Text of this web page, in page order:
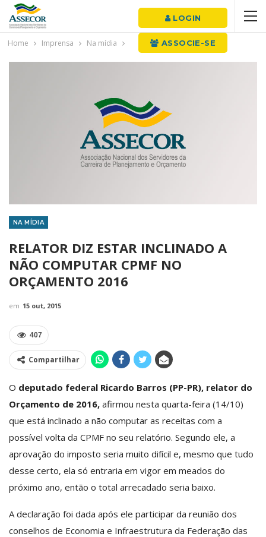
LOGIN
ASSOCIE-SE
Home Imprensa Na mídia
NA MÍDIA
RELATOR DIZ ESTAR INCLINADO A
NÃO COMPUTAR CPMF NO
ORÇAMENTO 2016
em 15 out, 2015
407
Compartilhar
O deputado federal Ricardo Barros (PP-PR), relator do
Orçamento de 2016, afirmou nesta quarta-feira (14/10)
que está inclinado a não computar as receitas com a
possível volta da CPMF no seu relatório. Segundo ele, a
aprovação do imposto seria muito difícil e, mesmo que tudo
desse certo, ela só entraria em vigor em meados do
próximo ano, então o total arrecadado seria baixo.
A declaração foi dada após ele participar da reunião dos
conselhos de Economia e Infraestrutura da Federação das